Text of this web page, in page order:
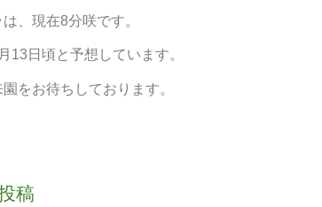
、現在8分咲です。
13日頃と予想しています。
をお待ちしております。
稿